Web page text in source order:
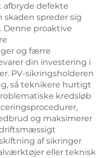
afbryde defekte
spreder sig
Denne proaktive
og færre
din investering i
PV-sikringsholderen
så teknikere hurtigt
kredsløb
og maksimerer
af sikringer
eller teknisk